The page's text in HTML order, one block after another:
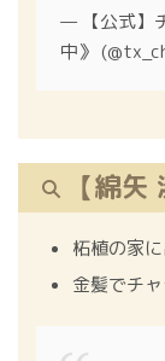
— 【公式】
中》
【綿
柘植の家
金髪でチ